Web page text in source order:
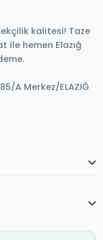
kalitesi! Taze
ile hemen Elazığ
A Merkez/ELAZIĞ